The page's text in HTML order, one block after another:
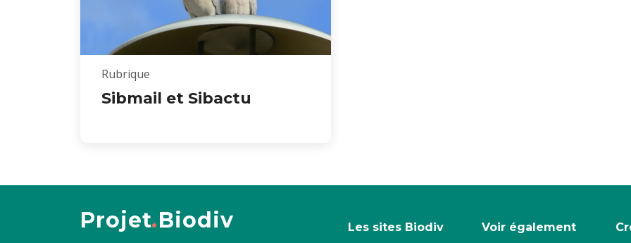
Rubrique
Sibmail et Sibactu
Projet.Biodiv Les sites Biodiv Voir également